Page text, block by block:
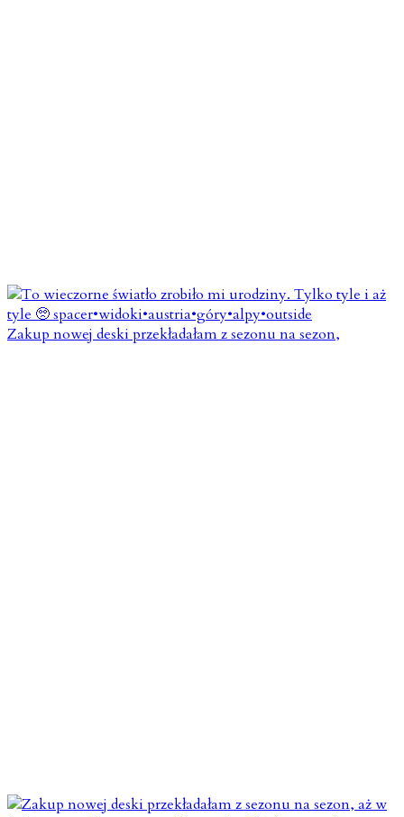
Zakup nowej deski przekładałam z sezonu na sezon,